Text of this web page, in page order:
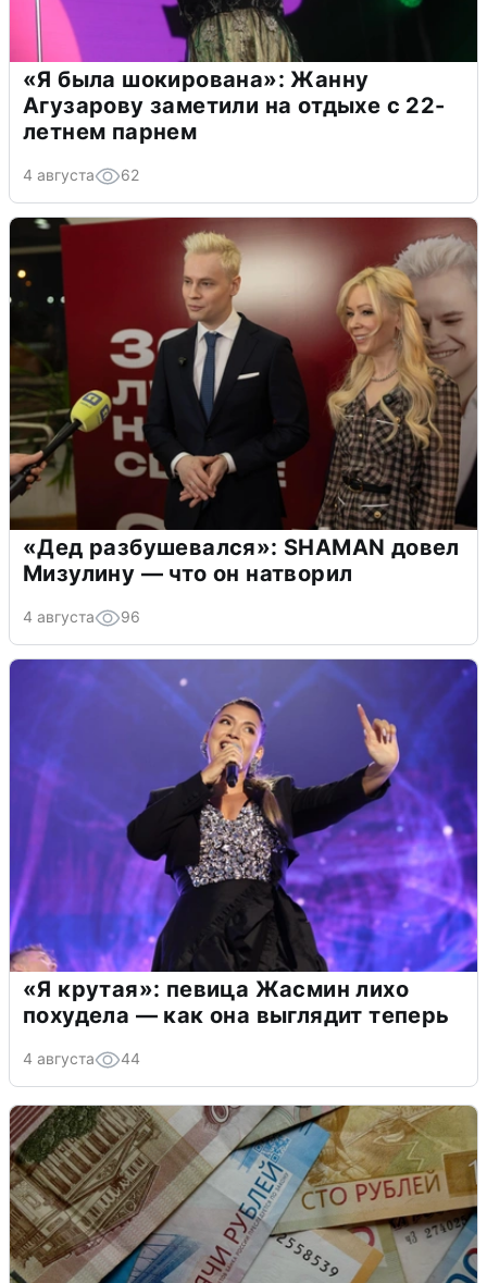
«Я была шокирована»: Жанну
Агузарову заметили на отдыхе с 22-
летнем парнем
4 августа 62
«Дед разбушевался»: SHAMAN довел
Мизулину — что он натворил
4 августа 96
«Я крутая»: певица Жасмин лихо
похудела — как она выглядит теперь
4 августа 44